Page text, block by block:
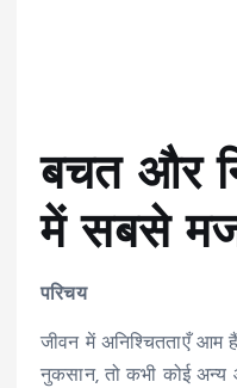
बचत और
में सबसे
परिचय
जीवन में अनिश्चितताएँ आम
नुकसान, तो कभी कोई